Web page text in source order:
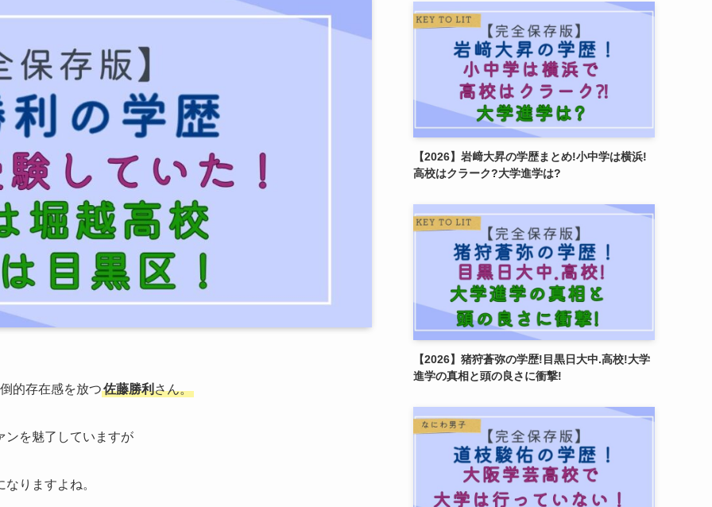
的存在感を放つ佐藤勝利さん。
ンを魅了していますが
りますよね。
【2026】岩﨑大昇の学歴まとめ!小中学は横浜!
高校はクラーク?大学進学は?
【2026】猪狩蒼弥の学歴!目黒日大中.高校!大学
進学の真相と頭の良さに衝撃!